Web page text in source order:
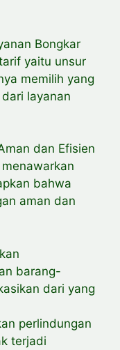
Bongkar
yaitu unsur
memilih yang
layanan
dan Efisien
bahwa
aman dan
barang-
dari yang
perlindungan
terjadi